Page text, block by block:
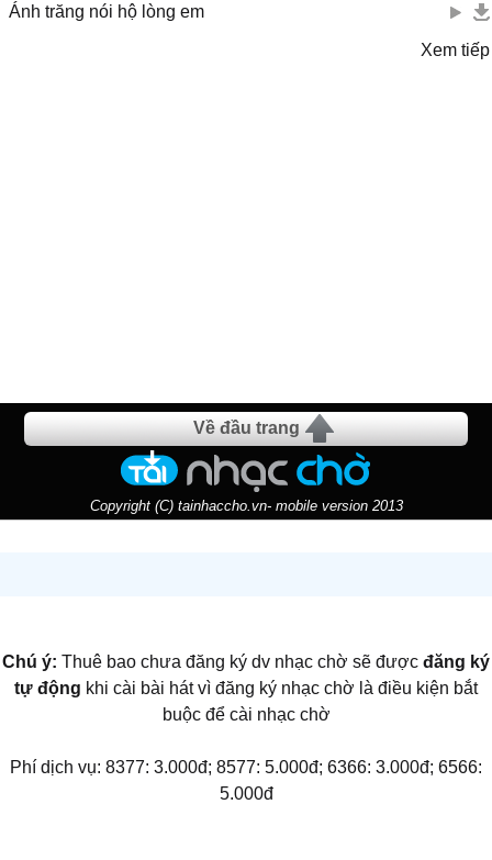
Ánh trăng nói hộ lòng em
Xem tiếp
Về đầu trang
Copyright (C) tainhaccho.vn- mobile version 2013
Chú ý: Thuê bao chưa đăng ký dv nhạc chờ sẽ được đăng ký
tự động khi cài bài hát vì đăng ký nhạc chờ là điều kiện bắt
buộc để cài nhạc chờ
Phí dịch vụ: 8377: 3.000đ; 8577: 5.000đ; 6366: 3.000đ; 6566:
5.000đ